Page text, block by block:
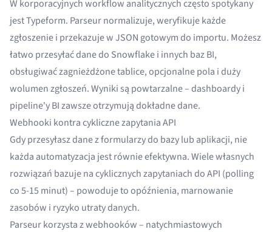
W korporacyjnych workflow analitycznych często spotykany
jest Typeform. Parseur normalizuje, weryfikuje każde
zgłoszenie i przekazuje w JSON gotowym do importu. Możesz
łatwo przesyłać dane do Snowflake i innych baz BI,
obsługiwać zagnieżdżone tablice, opcjonalne pola i duży
wolumen zgłoszeń. Wyniki są powtarzalne – dashboardy i
pipeline'y BI zawsze otrzymują dokładne dane.
Webhooki kontra cykliczne zapytania API
Gdy przesyłasz dane z formularzy do bazy lub aplikacji, nie
każda automatyzacja jest równie efektywna. Wiele własnych
rozwiązań bazuje na cyklicznych zapytaniach do API (polling
co 5-15 minut) – powoduje to opóźnienia, marnowanie
zasobów i ryzyko utraty danych.
Parseur korzysta z webhooków – natychmiastowych